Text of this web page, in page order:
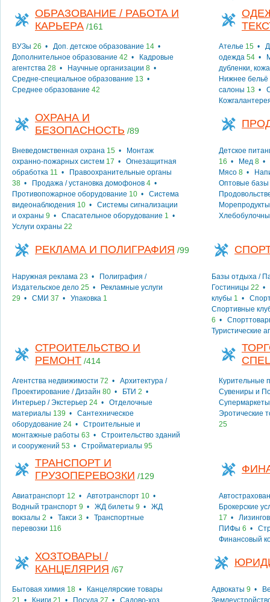
ОБРАЗОВАНИЕ / РАБОТА И
КАРЬЕРА /161
ВУЗы 26 • Доп. детское образование 14 •
Дополнительное образование 42 •
Кадровые
агентства 28 • Научные организации 8 •
Средне-специальное образование 13 •
Среднее образование 42
Ателье 15 •
одежда 54 •
дубленки, кожа
Нижнее бельё
салоны 13 •
ОХРАНА И
БЕЗОПАСНОСТЬ /89
Вневедомственная охрана 15 •
Монтаж
охранно-пожарных систем 17 • Огнезащитная
обработка 11 •
Правоохранительные органы
38 • Продажа / установка домофонов 4 •
Противопожарное оборудование 10 • Система
видеонаблюдения 10 • Системы сигнализации
и охраны 9 • Спасательное оборудование 1 •
Услуги охраны 22
Детское
16 • Мед 8 •
Мясо 8 •
Оптовые базы
Морепродукты
РЕКЛАМА И ПОЛИГРАФИЯ /99
Наружная реклама 23 •
Полиграфия /
Издательское дело 25 •
Рекламные услуги
29 • СМИ 37 • Упаковка 1
Базы отдыха /
Гостиницы 22 •
клубы 1 •
Спортивные
6 •
Туристические
СТРОИТЕЛЬСТВО И
РЕМОНТ /414
Агентства недвижимости 72 • Архитектура /
Проектирование / Дизайн 80 • БТИ 2 •
Интерьер / Экстерьер 24 • Отделочные
материалы 139 • Сантехническое
оборудование 24 • Строительные и
монтажные работы 63 • Строительство зданий
и сооружений 53 • Стройматериалы 95
Курительные
Сувениры и
Супермаркеты
Эротические
25
ТРАНСПОРТ И
ГРУЗОПЕРЕВОЗКИ /129
Авиатранспорт 12 • Автотранспорт 10 •
Водный транспорт 9 • ЖД билеты 9 • ЖД
вокзалы 2 • Такси 3 • Транспортные
перевозки 116
Брокерские
17 •
ПИФы 6 •
Финансовый
ХОЗТОВАРЫ /
КАНЦЕЛЯРИЯ /67
Бытовая химия 18 •
Канцелярские товары
21
• Книги 21 • Посуда 27 • Садово-хоз.
Адвокаты 9 •